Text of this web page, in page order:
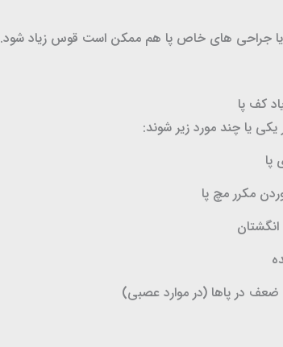
جراحی های خاص پا هم ممکن است قوس زیاد شود.
کف پا
یا چند مورد زیر شوند:
پا
مکرر مچ پا
انگشتان
در پاها (در موارد عصبی)